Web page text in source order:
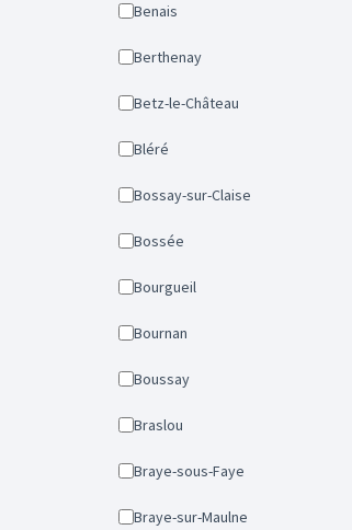
Benais
Berthenay
Betz-le-Château
Bléré
Bossay-sur-Claise
Bossée
Bourgueil
Bournan
Boussay
Braslou
Braye-sous-Faye
Braye-sur-Maulne